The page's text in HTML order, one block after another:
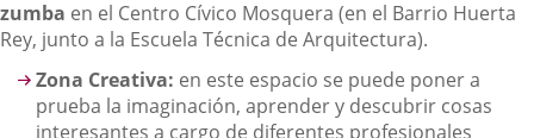
zumba en el Centro Cívico Mosquera (en el Barrio Huerta
Rey, junto a la Escuela Técnica de Arquitectura).
Zona Creativa: en este espacio se puede poner a
prueba la imaginación, aprender y descubrir cosas
interesantes a cargo de diferentes profesionales